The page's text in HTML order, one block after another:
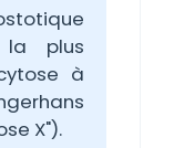
plus
à
X").